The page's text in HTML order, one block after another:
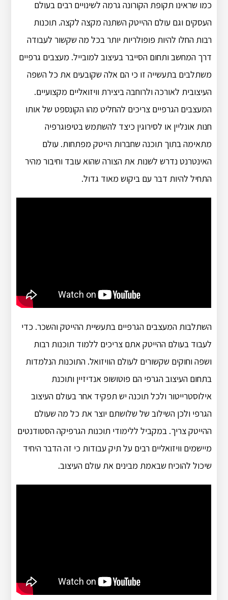
כמו שראינו תקופת הקורונה גרמה לשינויים רבים בעולם
העסקים וגם עולם ההייטק השתנה מקצה לקצה. תוכנות
רבות החלו להיות פופולריות יותר בכל מה שקשור לעבודה
דרך המחשב ותחום הסייבר בעיצוב למובייל. מעצבים גרפיים
משתלבים בתעשייה זו כי הם אלה שקובעים את כל השפה
העיצובית לאורכה ולרוחבה ביצירת וויזואליים מקצועיים.
המעצבים הגרפיים צריכים להחליט מהו הקונספט של אותו
חנות אונליין או לסירוגין כיצד להשתמש בטיפוגרפיה
מתאימה בתוך תוכנה שחברות הייטק מפתחות. עולם
האינטרנט נדרש לשנות את הצורה שהוא עובד וחיבור מהיר
התחיל להיות דבר עם ביקוש מאוד גדול.
השתלבות המעצבים הגרפיים בתעשיית ההייטק והשכר. כדי
לעבוד בעולם ההייטק אתם צריכים ללמוד תוכנות רבות
ושפה וחוקים שקשורים לעולם הוויזואל. התוכנות הנלמדות
בתחום העיצוב הגרפי הם פוטושופ אנדיזיין ותוכנת
אילוסטרייטור ולכל תוכנה יש תפקיד אחר בעולם העיצוב
הגרפי ולכן השילוב של שלושתם יוצר את כל מה שעולם
ההייטק צריך. במקביל ללימודי תוכנות הגרפיקה הסטודנטים
מיישמים וויזואליים רבים על תיק עבודות כי זה הדבר היחיד
שיכול להוכיח שבאמת מבינים את עולם העיצוב.